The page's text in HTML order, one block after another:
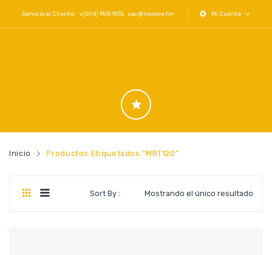
Servicio al Cliente: +(504) 9515 9515 sac@income.hn Mi Cuenta
Inicio Productos Etiquetados “MRT120”
Mostrando el único resultado
Sort By :